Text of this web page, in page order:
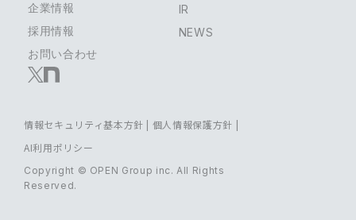
企業情報
IR
採用情報
NEWS
お問い合わせ
Copyright © OPEN Group inc. All Rights
Reserved.
情報セキュリティ基本方針 | 個人情報保護方針 |
AI利用ポリシー